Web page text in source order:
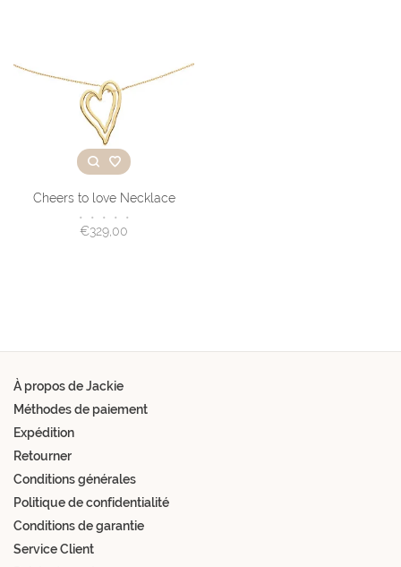
Cheers to love Necklace
• • • • •
€329,00
À propos de Jackie
Méthodes de paiement
Expédition
Retourner
Conditions générales
Politique de confidentialité
Conditions de garantie
Service Client